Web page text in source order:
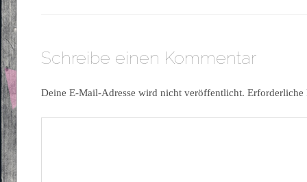
Schreibe einen Kommentar
Deine E-Mail-Adresse wird nicht veröffentlicht.